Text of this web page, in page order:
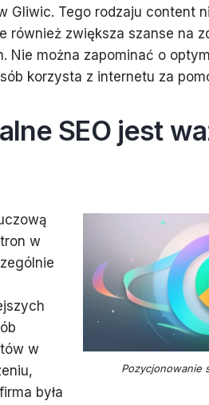
Gliwic. Tego rodzaju content
również zwiększa szanse na
Nie można zapominać o
korzysta z internetu za
SEO jest
Pozycjonowanie
w
w
była